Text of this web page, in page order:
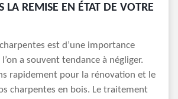
LA REMISE EN ÉTAT DE VOTRE
est d’une importance
a souvent tendance à négliger.
rapidement pour la rénovation et le
charpentes en bois. Le traitement